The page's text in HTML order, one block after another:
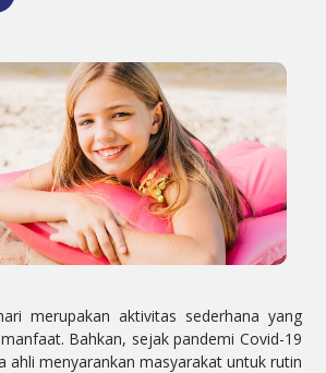
merupakan aktivitas sederhana yang
Bahkan, sejak pandemi Covid-19
ahli menyarankan masyarakat untuk rutin